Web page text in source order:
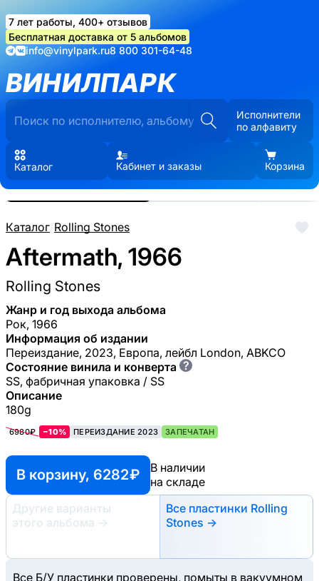
7 лет работы, 400+ отзывов
Бесплатная доставка от 5 альбомов
info@vinylpark.ru8 800 301-64-48
ВИНИЛПАРК
Исполнители
по алфавиту
Каталог Кабинет и заказы Корзина
Каталог/Rolling Stones
Aftermath, 1966
Rolling Stones
Жанр и год выхода альбома
Рок, 1966
Информация об издании
Переиздание, 2023, Европа, лейбл London, ABKCO
Состояние винила и конверта ?
SS, фабричная упаковка / SS
Описание
180g
6980₽ −10% ПЕРЕИЗДАНИЕ 2023 ЗАПЕЧАТАН
В корзину, 6282 ₽
В наличии
на складе
Другие варианты
этого альбома
→
Все пластинки Rolling
Stones →
Все Б/У пластинки проверены, помыты в вакуумном
Реальные фото пластинки.
Нажмите, чтобы увеличить